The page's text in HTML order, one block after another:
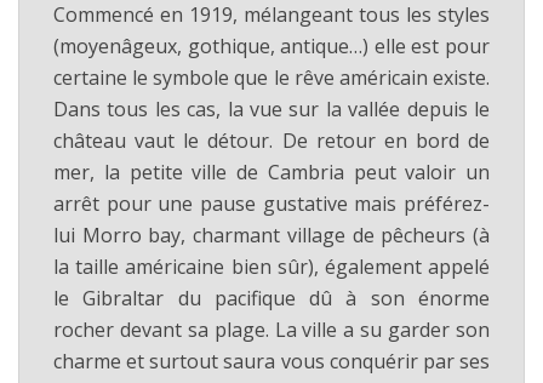
Commencé en 1919, mélangeant tous les styles
(moyenâgeux, gothique, antique…) elle est pour
certaine le symbole que le rêve américain existe.
Dans tous les cas, la vue sur la vallée depuis le
château vaut le détour. De retour en bord de
mer, la petite ville de Cambria peut valoir un
arrêt pour une pause gustative mais préférez-
lui Morro bay, charmant village de pêcheurs (à
la taille américaine bien sûr), également appelé
le Gibraltar du pacifique dû à son énorme
rocher devant sa plage. La ville a su garder son
charme et surtout saura vous conquérir par ses